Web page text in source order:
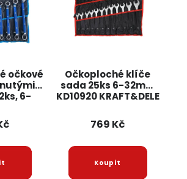
očkové
6-
Očkoploché klíče
sada 25ks 6-32mm
KD10920 KRAFT&DELE
769 Kč